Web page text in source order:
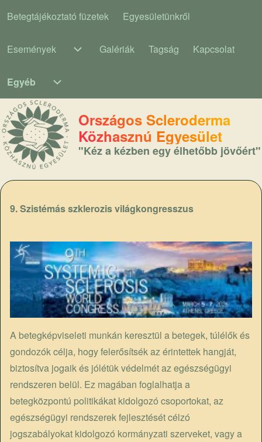
Main navigation
Betegtájékoztató füzetek Egyesületünkről
Események
Események sub-navigation
Galériák Tagság Kapcsolat
Egyéb
Országos Scleroderma
Közhasznú Egyesület
"Kéz a kézben egy élhetőbb jövőért"
9. Szistémás szklerozis világkongresszus
A betegképviseleti munkán keresztül a betegek, túlélők és
gondozók célja, hogy felerősítsék az érintettek hangját,
biztosítva jogaik és jólétük védelmét az egészségügyi
rendszeren belül. Ez magában foglalhatja a
betegközpontú politikákat kidolgozó csoportokat, az
egészségügyi rendszerek fejlesztését célzó
jogszabályokat kidolgozó kormányzati szerveket, vagy a